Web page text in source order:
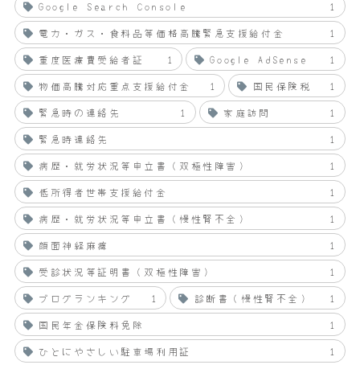
Google Search Console
1
電力・ガス・食料品等価格高騰緊急支援給付金
1
重度医療費受給者証
1 Google AdSense
1
物価高騰対応重点支援給付金
1 国民保険税
1
緊急時の連絡先
1 家庭訪問
1
緊急時連絡先
1
病歴・就労状況等申立書（双極性障害）
1
低所得者世帯支援給付金
1
病歴・就労状況等申立書（慢性腎不全）
1
顔面神経麻痺
1
受診状況等証明書（双極性障害）
1
ブログランキング
1 診断書（慢性腎不全）
1
国民年金保険料免除
1
ひとにやさしい駐車場利用証
1